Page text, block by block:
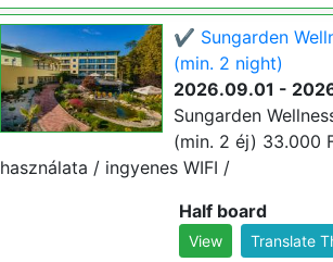
✔️ Sungarden
(min. 2 night)
2026.09.01 -
Sungarden
(min. 2 éj) 33.000
használata / ingyenes WIFI /
Half board
View Translate